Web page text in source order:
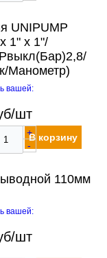
UNIPUMP
1" х 1"/
Манометр)
вашей:
шт
+
-
В корзину
110мм
вашей:
шт